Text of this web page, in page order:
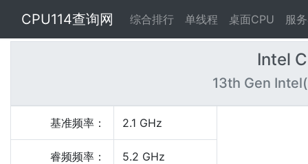
CPU114查询网 综合排行 单线程 桌面CPU 服
Intel
13th Gen
基准频率： 2.1 GHz
睿频频率： 5.2 GHz